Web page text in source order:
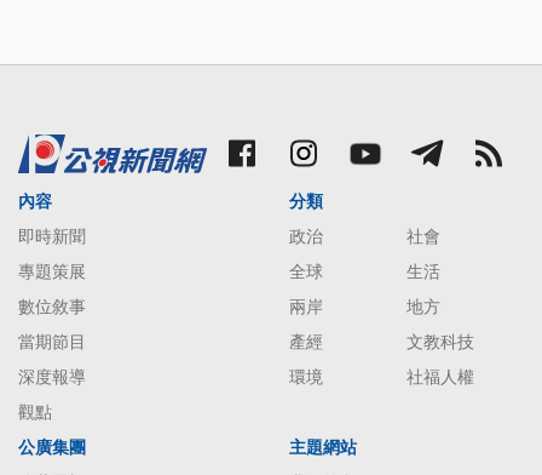
內容
即時新聞
專題策展
數位敘事
當期節目
深度報導
觀點
分類
政治
社會
全球
生活
兩岸
地方
產經
文教科技
環境
社福人權
公廣集團
主題網站